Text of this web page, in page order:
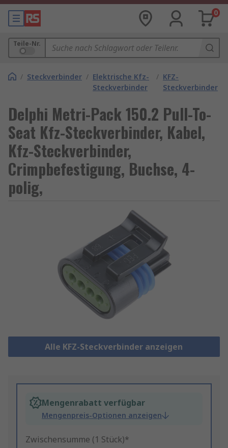
0
Teile-Nr.
/ Steckverbinder / Elektrische Kfz-
Steckverbinder
/ KFZ-
Steckverbinder
Delphi Metri-Pack 150.2 Pull-To-
Seat Kfz-Steckverbinder, Kabel,
Kfz-Steckverbinder,
Crimpbefestigung, Buchse, 4-
polig,
Alle KFZ-Steckverbinder anzeigen
Mengenrabatt verfügbar
Mengenpreis-Optionen anzeigen
Zwischensumme (1 Stück)*